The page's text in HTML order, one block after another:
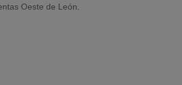
Oeste de León.